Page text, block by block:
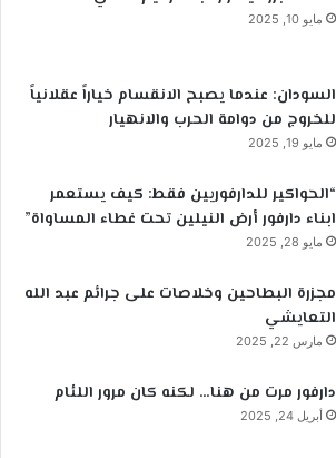
مايو 10, 2025
السودان: عندما يصبح الانقسام خياراً عقلانياً
للخروج من دوامة الحرب والانهيار
مايو 19, 2025
“الحواكير للدارفوريين فقط: كيف يستعمر
ابناء دارفور أرض النيلين تحت غطاء المساواة”
مايو 28, 2025
مجزرة البطاحين وخلاصات على جرائم عبد الله
التعايشي
مارس 22, 2025
دارفور مرت من هنا… لكنه كان مرور اللئام
أبريل 24, 2025